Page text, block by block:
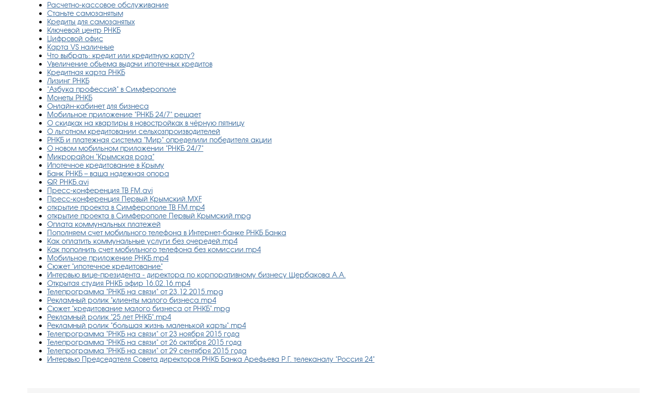
Расчетно-кассовое обслуживание
Станьте самозанятым
Кредиты для самозанятых
Ключевой центр РНКБ
Цифровой офис
Карта VS наличные
Что выбрать: кредит или кредитную карту?
Увеличение объема выдачи ипотечных кредитов
Кредитная карта РНКБ
Лизинг РНКБ
"Азбука профессий" в Симферополе
Монеты РНКБ
Онлайн-кабинет для бизнеса
Мобильное приложение "РНКБ 24/7" решает
О скидках на квартиры в новостройках в чёрную пятницу
О льготном кредитовании сельхозпроизводителей
РНКБ и платежная система "Мир" определили победителя акции
О новом мобильном приложении "РНКБ 24/7"
Микрорайон "Крымская роза"
Ипотечное кредитование в Крыму
Банк РНКБ – ваша надежная опора
QR РНКБ.avi
Пресс-конференция ТВ FM.avi
Пресс-конференция Первый Крымский.MXF
открытие проекта в Симферополе ТВ FM.mp4
открытие проекта в Симферополе Первый Крымский.mpg
Оплата коммунальных платежей
Пополняем счет мобильного телефона в Интернет-банке РНКБ Банка
Как оплатить коммунальные услуги без очередей.mp4
Как пополнить счет мобильного телефона без комиссии.mp4
Мобильное приложение РНКБ.mp4
Сюжет "ипотечное кредитование"
Интервью вице-президента - директора по корпоративному бизнесу Щербакова А.А.
Открытая студия РНКБ эфир 16.02.16.mp4
Телепрограмма "РНКБ на связи" от 23.12.2015.mpg
Рекламный ролик "клиенты малого бизнеса.mp4
Сюжет "кредитование малого бизнеса от РНКБ".mpg
Рекламный ролик "25 лет РНКБ".mp4
Рекламный ролик "большая жизнь маленькой карты".mp4
Телепрограмма "РНКБ на связи" от 23 ноября 2015 года
Телепрограмма "РНКБ на связи" от 26 октября 2015 года
Телепрограмма "РНКБ на связи" от 29 сентября 2015 года
Интервью Председателя Совета директоров РНКБ Банка Арефьева Р.Г. телеканалу "Россия 24"